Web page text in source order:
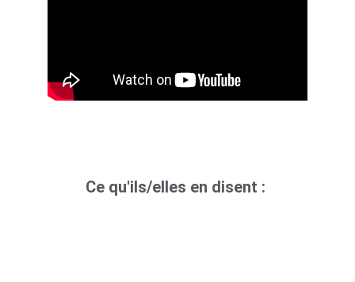
Ce qu'ils/elles en disent :